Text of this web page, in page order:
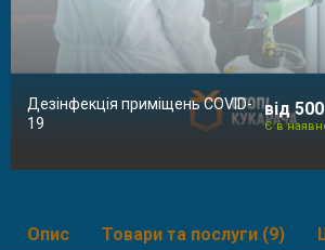
Дезінфекція приміщень COVID-
19
від
Є в
Опис Товари та послуги (9)